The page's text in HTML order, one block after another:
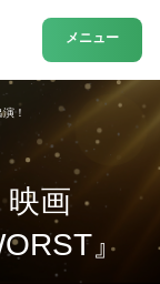
メニュー
映画
』
！